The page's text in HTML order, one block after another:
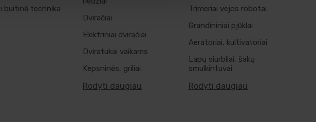
buitinė technika
Dviračiai
Elektriniai dviračiai
Dviratukai vaikams
Kepsninės, griliai
Rodyti daugiau
Trimeriai vejos robotai
Grandininiai pjūklai
Aeratoriai, kultivatoriai
Lapų siurbliai, šakų
smulkintuvai
Rodyti daugiau